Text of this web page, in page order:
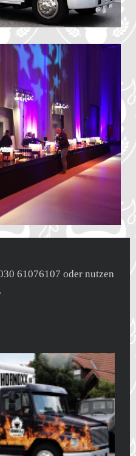
61076107 oder nutzen